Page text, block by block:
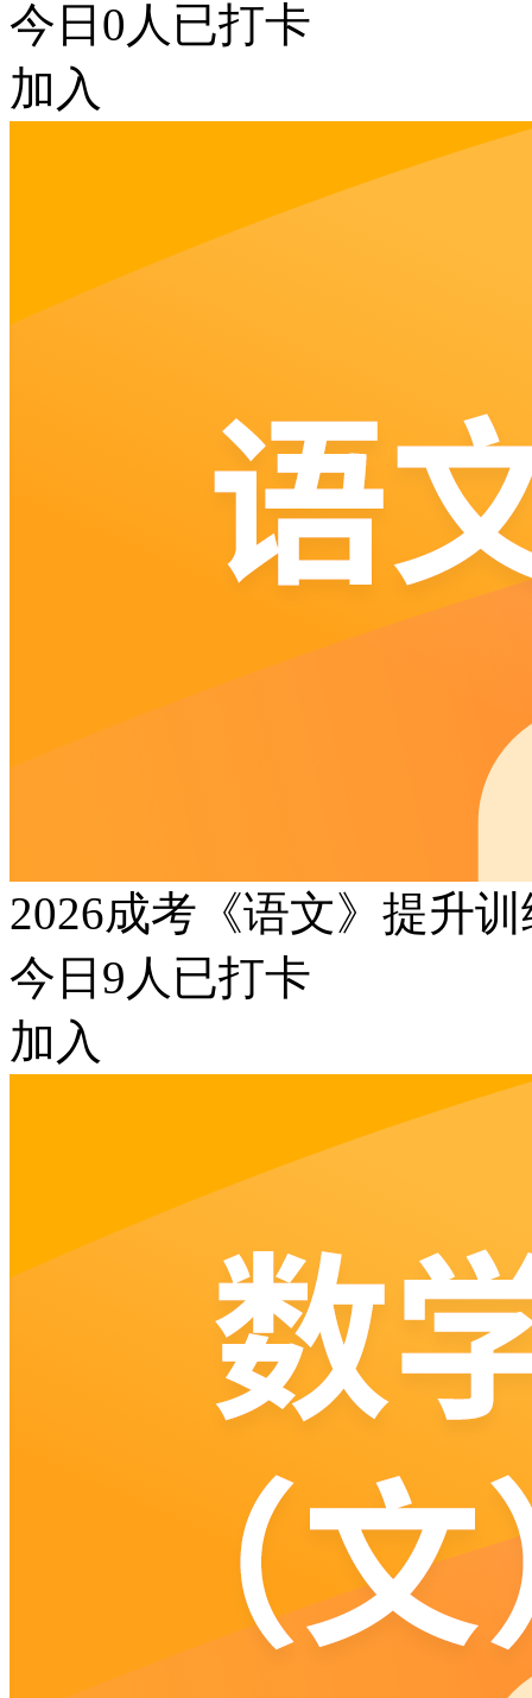
今日 0 人已打卡
加入
2026成考《语文》提升
今日 9 人已打卡
加入